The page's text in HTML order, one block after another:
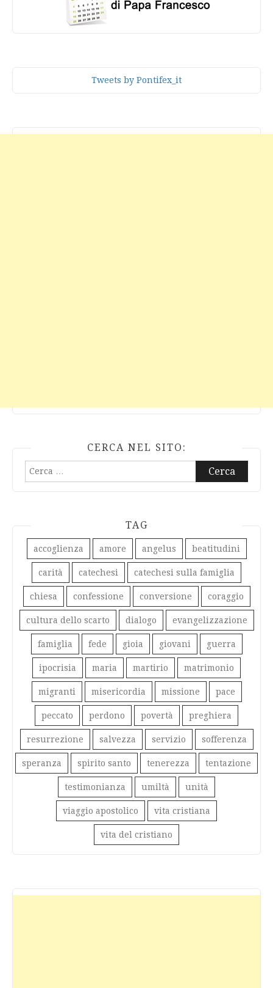
Tweets by Pontifex_it
CERCA NEL SITO:
Ricerca
TAG
accoglienza amore angelus beatitudini
carità catechesi catechesi sulla famiglia
chiesa confessione conversione coraggio
cultura dello scarto dialogo evangelizzazione
famiglia fede gioia giovani guerra
ipocrisia maria martirio matrimonio
migranti misericordia missione pace
peccato perdono povertà preghiera
resurrezione salvezza servizio sofferenza
speranza spirito santo tenerezza tentazione
testimonianza umiltà unità
viaggio apostolico vita cristiana
vita del cristiano